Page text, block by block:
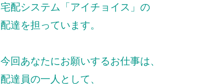
宅配システム「アイチョイス」の
配達を担っています。
今回あなたにお願いするお仕事は、
配達員の一人として、